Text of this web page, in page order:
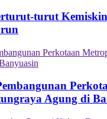
turut
Agung di